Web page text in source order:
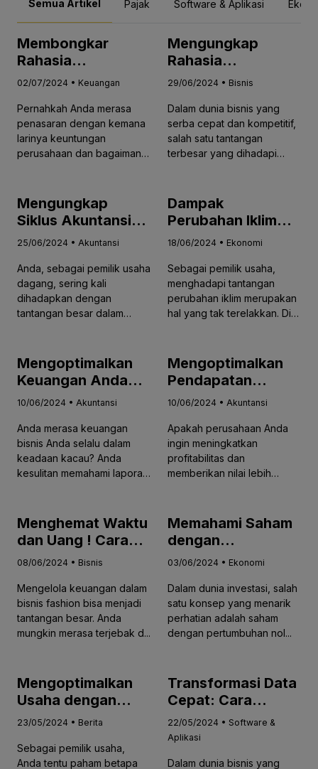
Semua Artikel Pajak Software & Aplikasi
Membongkar
Rahasia
Profitabilitas:
Biaya Overhead
yang Jarang
Diketahui
02/07/2024 • Keuangan
Pernahkah Anda merasa
penasaran dengan kemana
larinya keuntungan
perusahaan dan bagaimana
Mengungkap
Rahasia
Warehouse
Cerdas untuk
Bisnis Anda
29/06/2024 • Bisnis
Dalam dunia bisnis yang
serba cepat dan kompetitif,
salah satu tantangan
terbesar yang dihadapi
Mengungkap
Siklus Akuntansi
Perusahaan
Demi Langkah
Menuju Keuangan
yang Transparan
25/06/2024 • Akuntansi
Anda, sebagai pemilik usaha
dagang, sering kali
dihadapkan dengan
tantangan besar dalam
Dampak
Perubahan Iklim
terhadap Ekonomi
Digital Terhadap
Keuangan
18/06/2024 • Ekonomi
Sebagai pemilik usaha,
menghadapi tantangan
perubahan iklim merupakan
hal yang tak terelakkan. Di
Mengoptimalkan
Keuangan Anda
dengan
Accounting
10/06/2024 • Akuntansi
Anda merasa keuangan
bisnis Anda selalu dalam
keadaan kacau? Anda
kesulitan memahami laporan
Mengoptimalkan
Pendapatan
dengan Dividen
Cerdas Mengelola
Keuangan
Perusahaan
10/06/2024 • Akuntansi
Apakah perusahaan Anda
ingin meningkatkan
profitabilitas dan
memberikan nilai lebih
Menghemat Waktu
dan Uang ! Cara
Efektif Mengelola
Clothing Contoh
Studi Kasus pada
Brand ERIGO
08/06/2024 • Bisnis
Mengelola keuangan dalam
bisnis fashion bisa menjadi
tantangan besar. Anda
mungkin merasa terjebak d...
Memahami Saham
dengan
Pertumbuhan Nol
dan Peluang
03/06/2024 • Ekonomi
Dalam dunia investasi, salah
satu konsep yang menarik
perhatian adalah saham
dengan pertumbuhan nol...
Mengoptimalkan
Usaha dengan
Internet dari
Tepat Koneksi
23/05/2024 • Berita
Sebagai pemilik usaha,
Anda tentu paham betapa
Transformasi Data
Cepat: Cara
Mudah Input
Transaksi dari
22/05/2024 • Software &
Aplikasi
Dalam dunia bisnis yang